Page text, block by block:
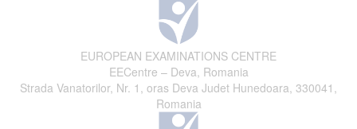
EUROPEAN EXAMINATIONS CENTRE
EECentre – Deva, Romania
Strada Vanatorilor, Nr. 1, oras Deva Judet Hunedoara, 330041,
Romania